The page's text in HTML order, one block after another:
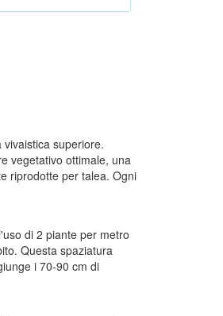
superiore.
vegetativo ottimale, una
riprodotte per talea. Ogni
di 2 piante per metro
Questa spaziatura
i 70-90 cm di